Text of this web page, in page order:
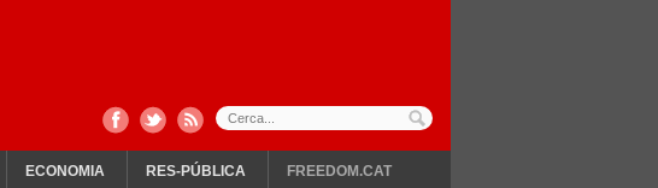
ECONOMIA RES-PÚBLICA FREEDOM.CAT